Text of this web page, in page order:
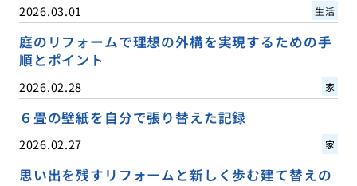
2026.03.01 生活
庭のリフォームで理想の外構を実現するための手
順とポイント
2026.02.28 家
６畳の壁紙を自分で張り替えた記録
2026.02.27 家
思い出を残すリフォームと新しく歩む建て替えの